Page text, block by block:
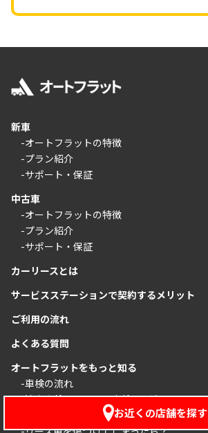
新車
-オートフラットの特徴
-プラン紹介
-サポート・保証
中古車
-オートフラットの特徴
-プラン紹介
-サポート・保証
カーリースとは
サービスステーションで契約するメリット
ご利用の流れ
よくある質問
オートフラットをもっと知る
-車検の流れ
-法定点検について〜車検との違い〜
-リース車のメンテナンス基礎知識
お近くの店舗を探す